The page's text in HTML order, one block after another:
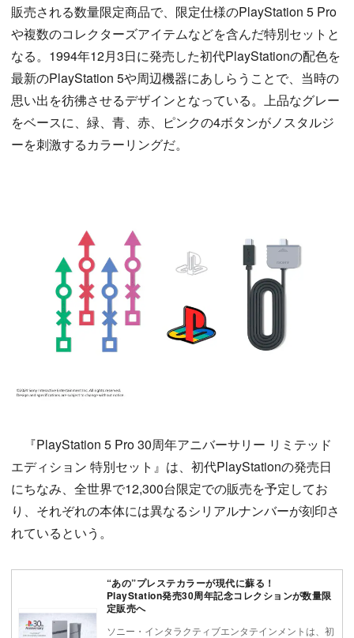
販売される数量限定商品で、限定仕様のPlayStation 5 Pro
や複数のコレクターズアイテムなどを含んだ特別セットと
なる。1994年12月3日に発売した初代PlayStationの配色を
最新のPlayStation 5や周辺機器にあしらうことで、当時の
思い出を彷彿させるデザインとなっている。上品なグレー
をベースに、緑、青、赤、ピンクの4ボタンがノスタルジ
ーを刺激するカラーリングだ。
『PlayStation 5 Pro 30周年アニバーサリー リミテッド
エディション 特別セット』は、初代PlayStationの発売日
にちなみ、全世界で12,300台限定での販売を予定してお
り、それぞれの本体には異なるシリアルナンバーが刻印さ
れているという。
“あの”プレステカラーが現代に蘇る！
PlayStation発売30周年記念コレクションが数量限
定販売へ
ソニー・インタラクティブエンタテインメントは、初